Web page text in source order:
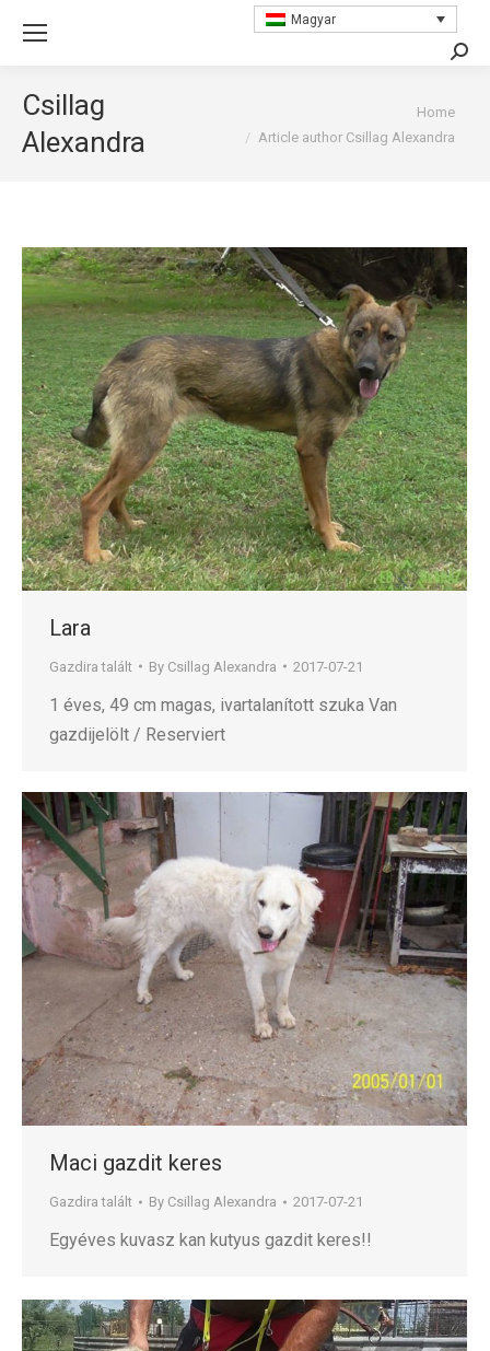
Magyar
Csillag
Alexandra
Home
Article author Csillag Alexandra
Lara
Gazdira talált By Csillag Alexandra 2017-07-21
1 éves, 49 cm magas, ivartalanított szuka Van
gazdijelölt / Reserviert
Maci gazdit keres
Gazdira talált By Csillag Alexandra 2017-07-21
Egyéves kuvasz kan kutyus gazdit keres!!